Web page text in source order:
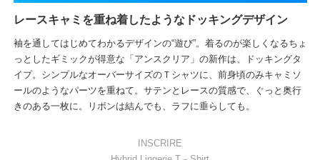
レースキャミを重ね着したようなドッキングデザイン
袖を通してはじめてわかるデザインの“遊び”。着るのが楽しくなるちょ
っとしたギミックが得意な「アンスクリア」の新作は、ドッキングタ
イプ。シンプルなオーバーサイズのＴシャツに、前身頃のみキャミソ
ールのようなパーツを重ねて。サテンとレースの質感で、ぐっと奥行
きのある一枚に。リボンは結んでも、ラフに垂らしても。
INSCRIRE